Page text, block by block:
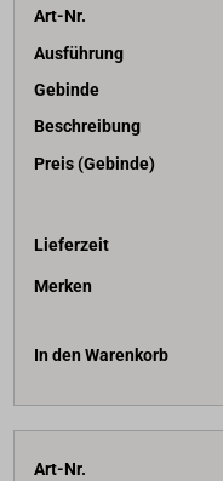
Art-Nr.
Ausführung
Gebinde
Beschreibung
Preis (Gebinde)
Lieferzeit
Merken
In den Warenkorb
Art-Nr.